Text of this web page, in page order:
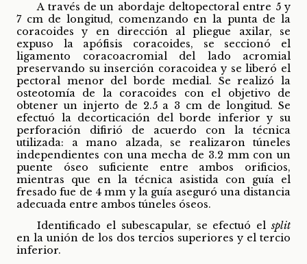
A través de un abordaje deltopectoral entre 5 y
7 cm de longitud, comenzando en la punta de la
coracoides y en dirección al pliegue axilar, se
expuso la apófisis coracoides, se seccionó el
ligamento coracoacromial del lado acromial
preservando su inserción coracoidea y se liberó el
pectoral menor del borde medial. Se realizó la
osteotomía de la coracoides con el objetivo de
obtener un injerto de 2.5 a 3 cm de longitud. Se
efectuó la decorticación del borde inferior y su
perforación difirió de acuerdo con la técnica
utilizada: a mano alzada, se realizaron túneles
independientes con una mecha de 3.2 mm con un
puente óseo suficiente entre ambos orificios,
mientras que en la técnica asistida con guía el
fresado fue de 4 mm y la guía aseguró una distancia
adecuada entre ambos túneles óseos.
Identificado el subescapular, se efectuó elsplit
en la unión de los dos tercios superiores y el tercio
inferior.